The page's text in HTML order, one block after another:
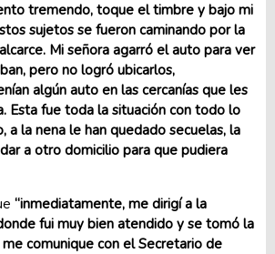
tremendo, toque el timbre y bajo mi
sujetos se fueron caminando por la
Mi señora agarró el auto para ver
pero no logró ubicarlos,
algún auto en las cercanías que les
Esta fue toda la situación con todo lo
a la nena le han quedado secuelas, la
a otro domicilio para que pudiera
“inmediatamente, me dirigí a la
fui muy bien atendido y se tomó la
me comunique con el Secretario de